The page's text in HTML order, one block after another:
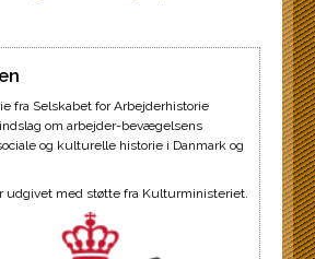
fra Selskabet for Arbejderhistorie
indslag om arbejder-bevægelsens
og kulturelle historie i Danmark og
udgivet med støtte fra Kulturministeriet.